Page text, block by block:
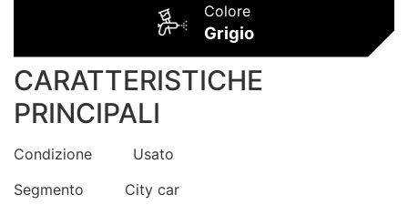
Colore
Grigio
CARATTERISTICHE
PRINCIPALI
Condizione
Usato
Segmento
City car